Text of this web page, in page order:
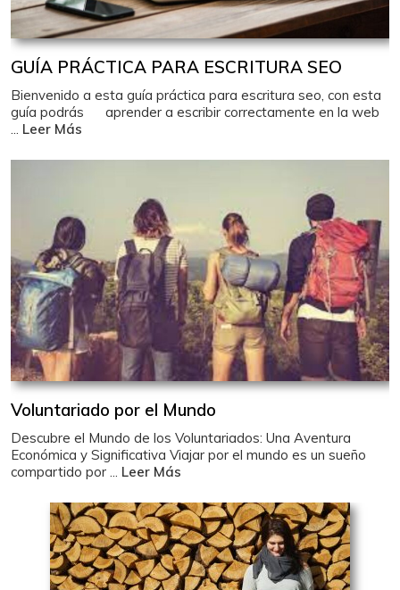
GUÍA PRÁCTICA PARA ESCRITURA SEO
Bienvenido a esta guía práctica para escritura seo, con esta
guía podrás aprender a escribir correctamente en la web
Leer Más
Voluntariado por el Mundo
Descubre el Mundo de los Voluntariados: Una Aventura
Económica y Significativa Viajar por el mundo es un sueño
compartido por ... Leer Más